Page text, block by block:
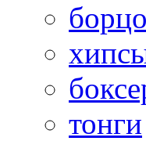
тонги